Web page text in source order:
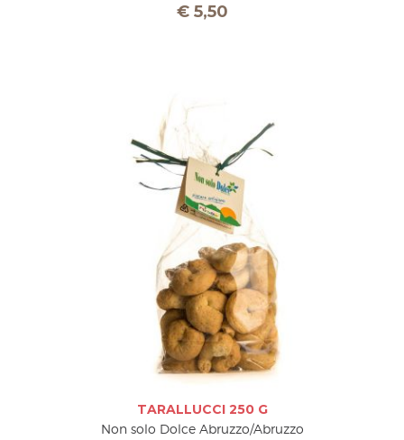
€5,50
TARALLUCCI 250 G
Non solo Dolce Abruzzo/Abruzzo